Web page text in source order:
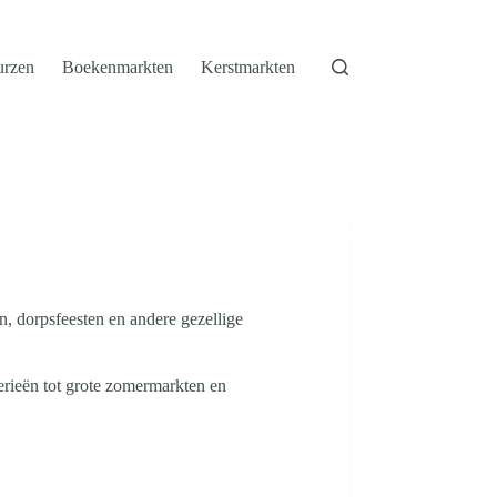
Boekenmarkten Kerstmarkten
dorpsfeesten en andere gezellige
tot grote zomermarkten en